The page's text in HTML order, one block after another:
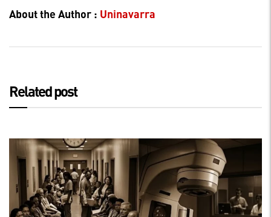
About the Author : Uninavarra
Related post